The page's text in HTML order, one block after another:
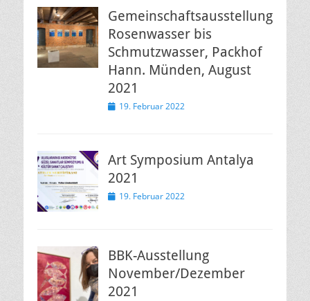
Gemeinschaftsausstellung
Rosenwasser bis
Schmutzwasser, Packhof
Hann. Münden, August
2021
Veröffentlicht
19. Februar 2022
Art Symposium Antalya
2021
Veröffentlicht
19. Februar 2022
BBK-Ausstellung
November/Dezember
2021